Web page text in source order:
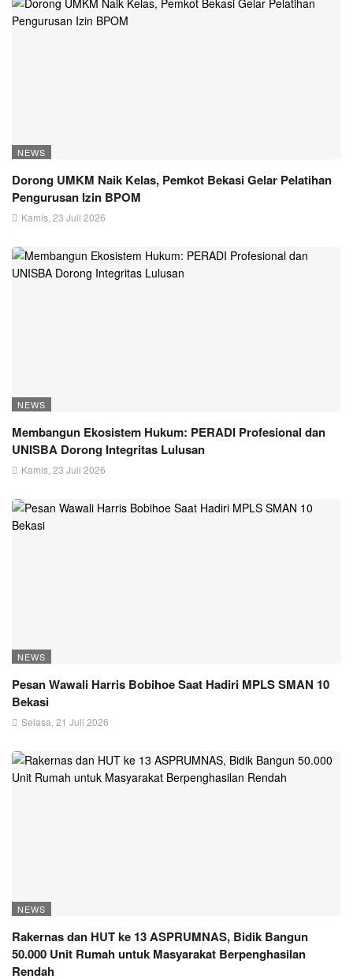
NEWS
Dorong UMKM Naik Kelas, Pemkot Bekasi Gelar Pelatihan
Pengurusan Izin BPOM
Kamis, 23 Juli 2026
NEWS
Membangun Ekosistem Hukum: PERADI Profesional dan
UNISBA Dorong Integritas Lulusan
Kamis, 23 Juli 2026
NEWS
Pesan Wawali Harris Bobihoe Saat Hadiri MPLS SMAN 10
Bekasi
Selasa, 21 Juli 2026
NEWS
Rakernas dan HUT ke 13 ASPRUMNAS, Bidik Bangun
50.000 Unit Rumah untuk Masyarakat Berpenghasilan
Rendah